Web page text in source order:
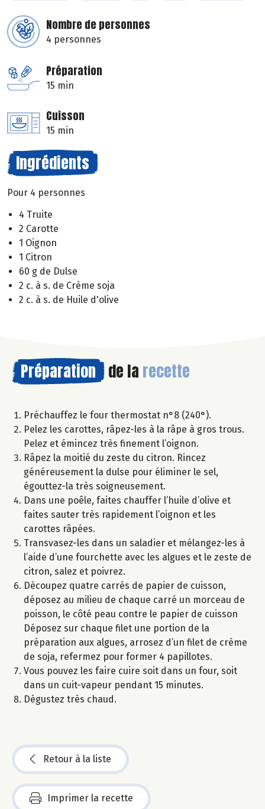
Nombre de personnes
4 personnes
Préparation
15 min
Cuisson
15 min
Ingrédients
Pour 4 personnes
4 Truite
2 Carotte
1 Oignon
1 Citron
60 g de Dulse
2 c. à s. de Crème soja
2 c. à s. de Huile d'olive
Préparation de la recette
Préchauffez le four thermostat n°8 (240°).
Pelez les carottes, râpez-les à la râpe à gros trous.
Pelez et émincez très finement l’oignon.
Râpez la moitié du zeste du citron. Rincez
généreusement la dulse pour éliminer le sel,
égouttez-la très soigneusement.
Dans une poêle, faites chauffer l’huile d’olive et
faites sauter très rapidement l’oignon et les
carottes râpées.
Transvasez-les dans un saladier et mélangez-les à
l’aide d’une fourchette avec les algues et le zeste de
citron, salez et poivrez.
Découpez quatre carrés de papier de cuisson,
déposez au milieu de chaque carré un morceau de
poisson, le côté peau contre le papier de cuisson
Déposez sur chaque filet une portion de la
préparation aux algues, arrosez d’un filet de crème
de soja, refermez pour former 4 papillotes.
Vous pouvez les faire cuire soit dans un four, soit
dans un cuit-vapeur pendant 15 minutes.
Dégustez très chaud.
Retour à la liste
Imprimer la recette